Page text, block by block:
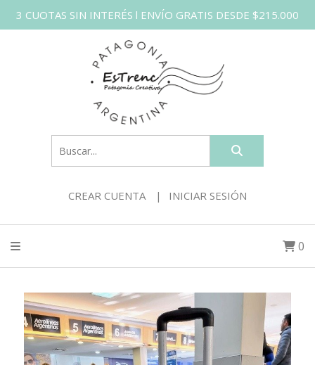
3 CUOTAS SIN INTERÉS l ENVÍO GRATIS DESDE $215.000
CREAR CUENTA INICIAR SESIÓN
0